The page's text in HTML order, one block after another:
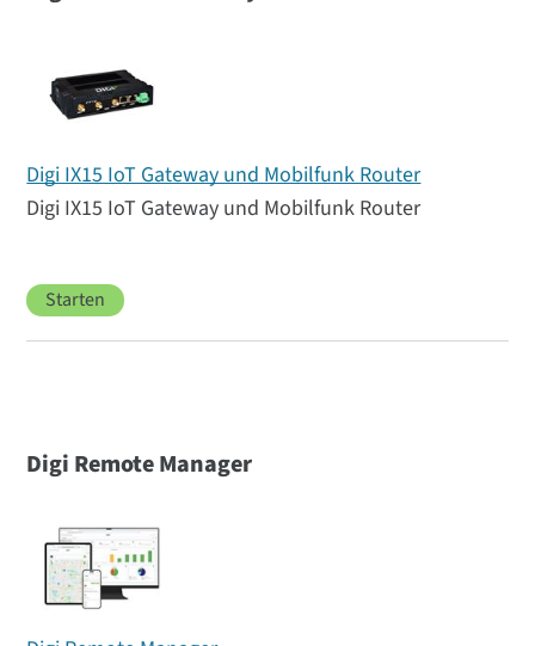
Digi IX15 IoT Gateway und Mobilfunk Router
Digi IX15 IoT Gateway und Mobilfunk Router
Starten
Digi Remote Manager